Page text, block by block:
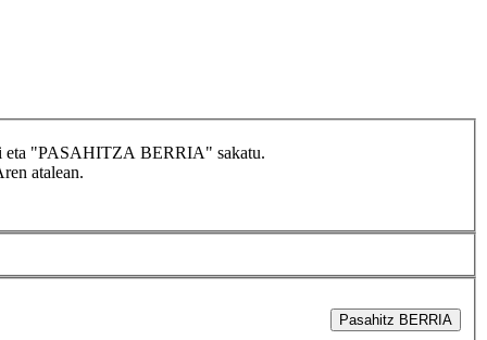
eta "PASAHITZA BERRIA" sakatu.
atalean.
Pasahitz BERRIA